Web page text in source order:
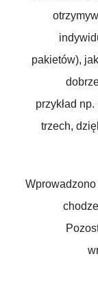
pakietów),
przykład
trzech,